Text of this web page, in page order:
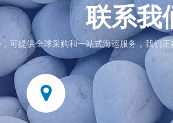
联系我
可提供全球采购和一站式海运服务，我们